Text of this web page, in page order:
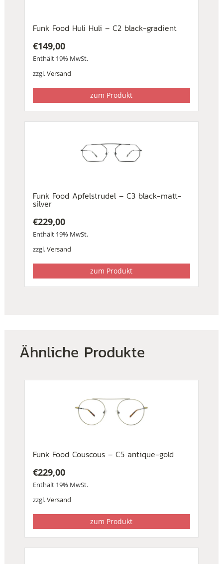
Funk Food Huli Huli – C2 black-gradient
€149,00
Enthält 19% MwSt.
zzgl.Versand
zum Produkt
Funk Food Apfelstrudel – C3 black-matt-
silver
€229,00
Enthält 19% MwSt.
zzgl.Versand
zum Produkt
Ähnliche Produkte
Funk Food Couscous – C5 antique-gold
€229,00
Enthält 19% MwSt.
zzgl.Versand
zum Produkt